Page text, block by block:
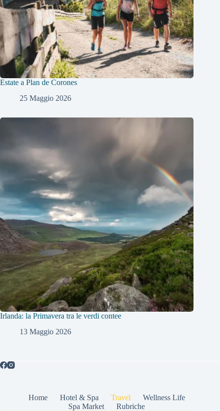
Estate a Plan de Corones
25 Maggio 2026
Irlanda: la Primavera tra le verdi contee
13 Maggio 2026
Home Hotel & Spa Travel
Wellness Life
Spa Market
Rubriche